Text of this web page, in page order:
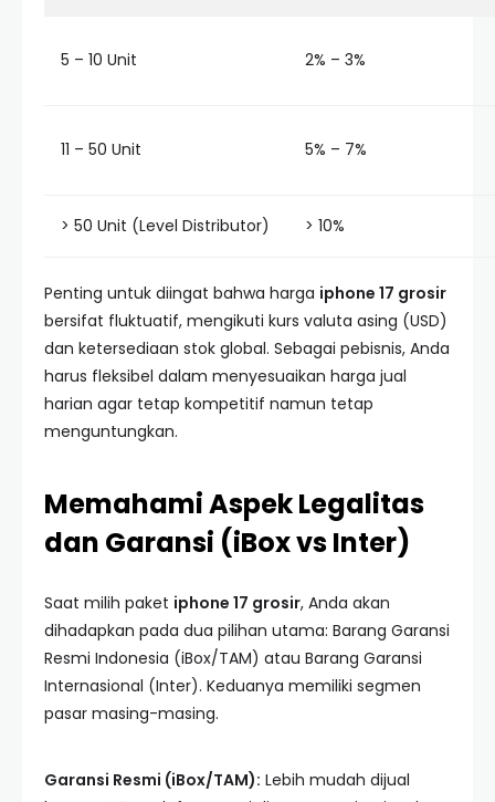
5 – 10 Unit 2% – 3%
11 – 50 Unit 5% – 7%
> 50 Unit (Level Distributor) > 10%
Penting untuk diingat bahwa harga iphone 17 grosir
bersifat fluktuatif, mengikuti kurs valuta asing (USD)
dan ketersediaan stok global. Sebagai pebisnis, Anda
harus fleksibel dalam menyesuaikan harga jual
harian agar tetap kompetitif namun tetap
menguntungkan.
Memahami Aspek Legalitas
dan Garansi (iBox vs Inter)
Saat milih paket iphone 17 grosir, Anda akan
dihadapkan pada dua pilihan utama: Barang Garansi
Resmi Indonesia (iBox/TAM) atau Barang Garansi
Internasional (Inter). Keduanya memiliki segmen
pasar masing-masing.
Garansi Resmi (iBox/TAM): Lebih mudah dijual